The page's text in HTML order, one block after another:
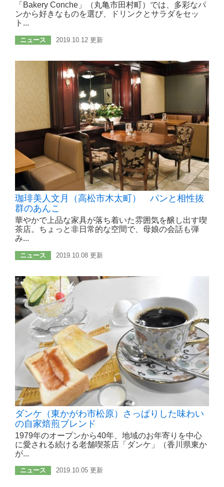
「Bakery Conche」（丸亀市田村町）では、多彩なパ
ンから好きなものを選び、ドリンクとサラダをセッ
ト...
ニュース 2019.10.12 更新
珈琲美人文月（高松市木太町） パンと相性抜
群のあんこ
華やかで上品な家具が落ち着いた雰囲気を醸し出す喫
茶店。ちょっと非日常的な空間で、母娘の会話も弾
み...
ニュース 2019.10.08 更新
ダンケ（東かがわ市松原）さっぱりした味わい
の自家焙煎ブレンド
1979年のオープンから40年、地域のお年寄りを中心
に愛される続ける老舗喫茶店「ダンケ」（香川県東か
が...
ニュース 2019.10.05 更新